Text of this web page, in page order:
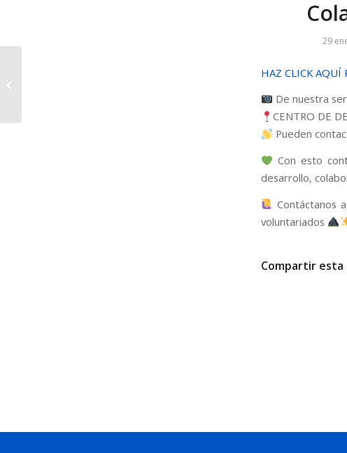
29
HAZ CLICK AQUÍ
De nuestra
CENTRO DE
Pueden
Con esto
desarrollo,
Contáctanos
voluntariados
Compartir